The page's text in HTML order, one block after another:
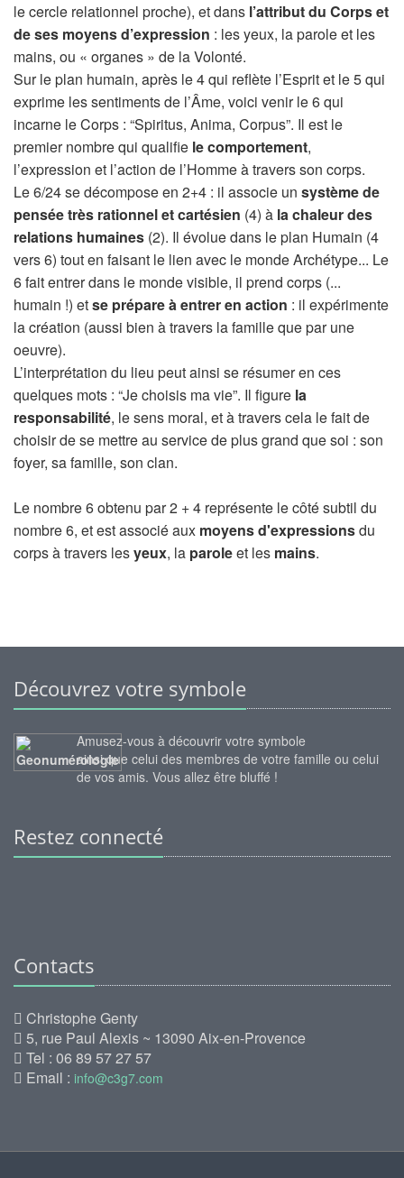
le cercle relationnel proche), et dans l’attribut du Corps et
de ses moyens d’expression : les yeux, la parole et les
mains, ou « organes » de la Volonté.
Sur le plan humain, après le 4 qui reflète l’Esprit et le 5 qui
exprime les sentiments de l’Âme, voici venir le 6 qui
incarne le Corps : “Spiritus, Anima, Corpus”. Il est le
premier nombre qui qualifie le comportement,
l’expression et l’action de l’Homme à travers son corps.
Le 6/24 se décompose en 2+4 : il associe un système de
pensée très rationnel et cartésien (4) à la chaleur des
relations humaines (2). Il évolue dans le plan Humain (4
vers 6) tout en faisant le lien avec le monde Archétype... Le
6 fait entrer dans le monde visible, il prend corps (...
humain !) etse prépare à entrer en action : il expérimente
la création (aussi bien à travers la famille que par une
oeuvre).
L’interprétation du lieu peut ainsi se résumer en ces
quelques mots : “Je choisis ma vie”. Il figure la
responsabilité, le sens moral, et à travers cela le fait de
choisir de se mettre au service de plus grand que soi : son
foyer, sa famille, son clan.
Le nombre 6 obtenu par 2 + 4 représente le côté subtil du
nombre 6, et est associé aux moyens d'expressionsdu
corps à travers lesyeux, la paroleet les mains.
Découvrez votre symbole
Amusez-vous à découvrir votre symbole
ainsi que celui des membres de votre famille ou celui
de vos amis. Vous allez être bluffé !
Restez connecté
Contacts
Christophe Genty
5, rue Paul Alexis ~ 13090 Aix-en-Provence
Tel : 06 89 57 27 57
Email : info@c3g7.com